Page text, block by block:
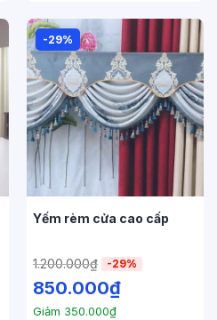
-29%
Yếm rèm cửa cao cấp
1.200.000₫ -29%
850.000₫
Giảm 350.000₫